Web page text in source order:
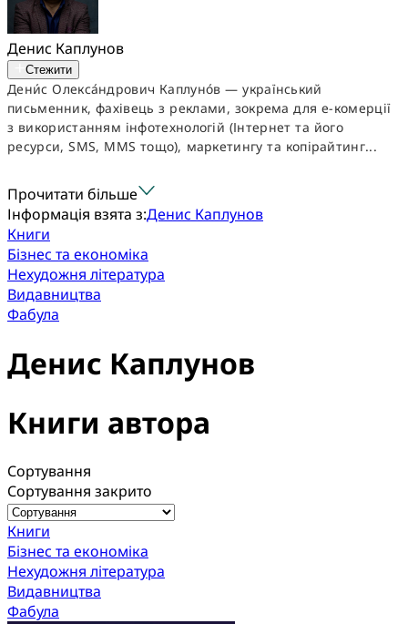
Денис Каплунов
Стежити
Дени́с Олекса́ндрович Каплуно́в — український
письменник, фахівець з реклами, зокрема для е-комерції
з використанням інфотехнологій (Інтернет та його
ресурси, SMS, MMS тощо), маркетингу та копірайтинг...
Прочитати більше
Інформація взята з:Денис Каплунов
Книги
Бізнес та економіка
Нехудожня література
Видавництва
Фабула
Денис Каплунов
Книги автора
Сортування
Сортування закрито
Книги
Бізнес та економіка
Нехудожня література
Видавництва
Фабула